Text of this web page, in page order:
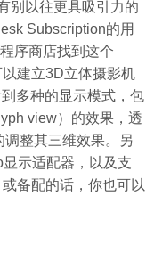
别以往更具吸引力的
Subscription的用
序商店找到这个
建立3D立体摄影机
多种的显示模式，包
view）的效果，透
整其三维效果。另
示适配器，以及支
备配的话，你也可以